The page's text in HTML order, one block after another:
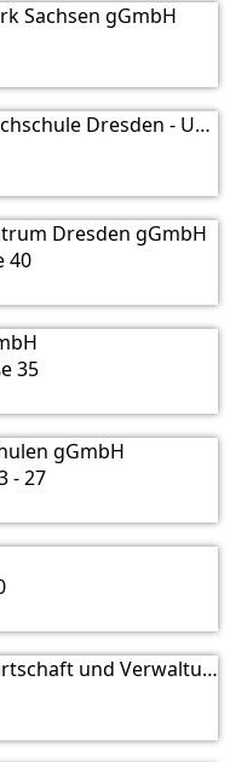
Sachsen gGmbH
Evangelische Hochschule Dresden - University of Applied Sciences for Social Work, Education and Nursing
Dresden gGmbH
40
35
gGmbH
- 27
Akademie für Wirtschaft und Verwaltung GmbH